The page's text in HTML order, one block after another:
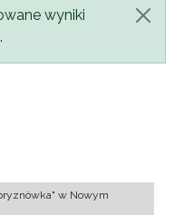
wyniki
w Nowym